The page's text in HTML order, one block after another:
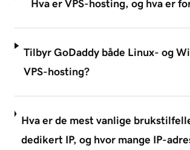
Hva er VPS-hosting, og hva er
Tilbyr GoDaddy både Linux- og
VPS-hosting?
Hva er de mest vanlige
dedikert IP, og hvor mange IP-